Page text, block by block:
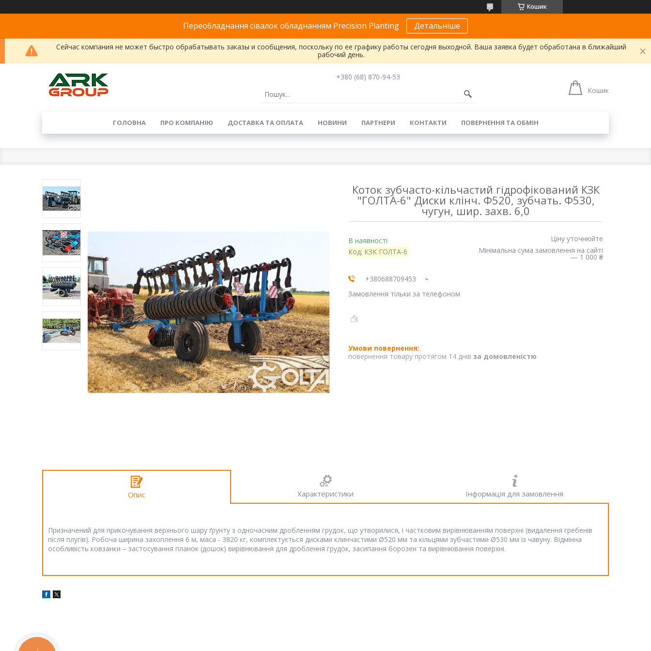
Кошик
Переобладнання сівалок обладнанням Precision Planting Детальніше
Сейчас компания не может быстро обрабатывать заказы и сообщения, поскольку по ее графику работы сегодня выходной. Ваша заявка будет обработана в ближайший
рабочий день.
+380 (68) 870-94-53
Кошик
ГОЛОВНА ПРО КОМПАНІЮ ДОСТАВКА ТА ОПЛАТА НОВИНИ ПАРТНЕРИ КОНТАКТИ ПОВЕРНЕННЯ ТА ОБМІН
Коток зубчасто-кільчастий гідрофікований КЗК
"ГОЛТА-6" Диски клінч. Ф520, зубчать. Ф530,
чугун, шир. захв. 6,0
В наявності
Код: КЗК ГОЛТА-6
Ціну уточнюйте
Мінімальна сума замовлення на сайті
— 1 000 ₴
+380688709453
Замовлення тільки за телефоном
повернення товару протягом 14 днів за домовленістю
Опис Характеристики Інформація для замовлення
Призначений для прикочування верхнього шару ґрунту з одночасним дробленням грудок, що утворилися, і частковим вирівнюванням поверхні (видалення гребенів
після плугів). Робоча ширина захоплення 6 м, маса - 3820 кг, комплектується дисками клинчастими Ø520 мм та кільцями зубчастими Ø530 мм із чавуну. Відмінна
особливість ковзанки – застосування планок (дошок) вирівнювання для дроблення грудок, засипання борозен та вирівнювання поверхні.